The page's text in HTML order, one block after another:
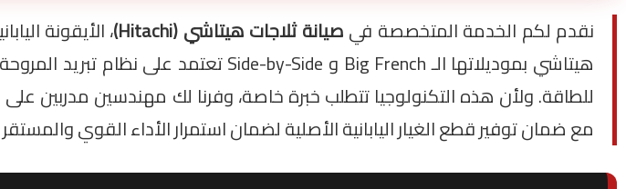
نقدم لكم الخدمة المتخصصة فيصيانة ثلاجات هيتاشي (Hitachi)
، الأيقونة
للطاقة. ولأن هذه التكنولوجيا تتطلب خبرة خاصة، وفرنا لك مهندسين مدربين على
مع ضمان توفير قطع الغيار اليابانية الأصلية لضمان استمرار الأداء القوي والمستقر